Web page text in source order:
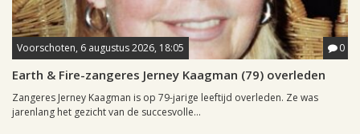
Voorschoten, 6 augustus 2026, 18:05 0
Earth & Fire-zangeres Jerney Kaagman (79) overleden
Zangeres Jerney Kaagman is op 79-jarige leeftijd overleden. Ze was
jarenlang het gezicht van de succesvolle...